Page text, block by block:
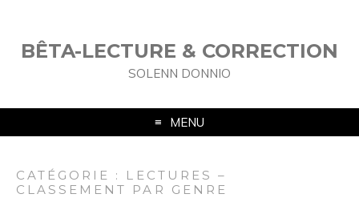
BÊTA-LECTURE & CORRECTION
SOLENN DONNIO
MENU
CATÉGORIE : LECTURES –
CLASSEMENT PAR GENRE